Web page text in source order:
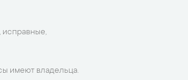
исправные,
имеют владельца.